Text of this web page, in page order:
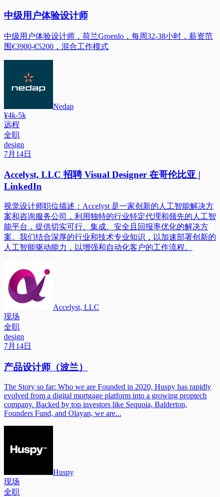
中级用户体验设计师
中级用户体验设计师，荷兰Groenlo，每周32-38小时，薪资范
围€3900-€5200，混合工作模式
Nedap
¥4k-5k
远程
全职
design
7月14日
Accelyst, LLC 招聘 Visual Designer 在哥伦比亚 |
LinkedIn
视觉设计师职位描述：Accelyst 是一家创新的人工智能解决方
案和咨询服务公司，利用独特的行业特定代理和领先的人工智
能平台，提供切实可行、集成、安全且回报率优化的解决方
案。我们结合深厚的行业和技术专业知识，以加速部署创新的
人工智能驱动能力，以增强和自动化客户的工作流程。
Accelyst, LLC
现场
全职
design
7月14日
产品设计师（波兰）
The Story so far: Who we are Founded in 2020, Huspy has rapidly
evolved from a digital mortgage platform into a growing proptech
company. Backed by top investors like Sequoia, Balderton,
Founders Fund, and Olayan, we are...
Huspy
现场
全职